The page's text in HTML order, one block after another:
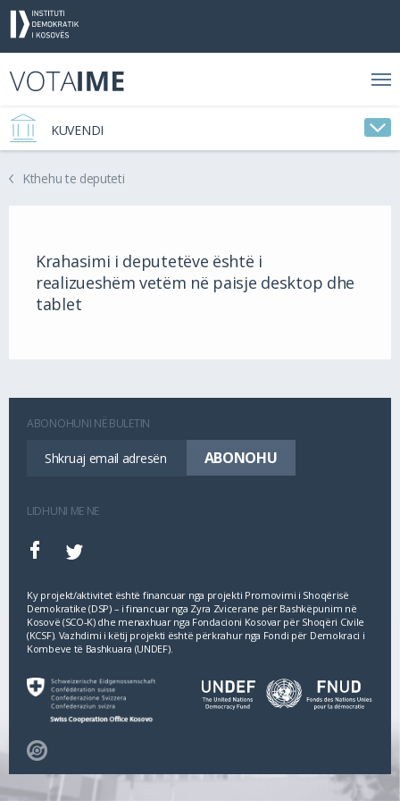
KUVENDI
Kthehu te deputeti
Krahasimi i deputetëve është i
realizueshëm vetëm në paisje desktop dhe
tablet
ABONOHUNI NË BULETIN
LIDHUNI ME NE
Ky projekt/aktivitet është financuar nga projekti Promovimi i Shoqërisë
Demokratike (DSP) – i financuar nga Zyra Zvicerane për Bashkëpunim në
Kosovë (SCO‐K) dhe menaxhuar nga Fondacioni Kosovar për Shoqëri Civile
(KCSF). Vazhdimi i këtij projekti është përkrahur nga Fondi për Demokraci i
Kombeve të Bashkuara (UNDEF).